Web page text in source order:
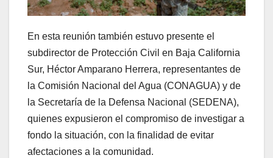
En esta reunión también estuvo presente el
subdirector de Protección Civil en Baja California
Sur, Héctor Amparano Herrera, representantes de
la Comisión Nacional del Agua (CONAGUA) y de
la Secretaría de la Defensa Nacional (SEDENA),
quienes expusieron el compromiso de investigar a
fondo la situación, con la finalidad de evitar
afectaciones a la comunidad.